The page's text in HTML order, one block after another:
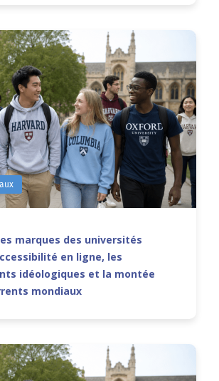
marques des universités
en ligne, les
idéologiques et la montée
mondiaux